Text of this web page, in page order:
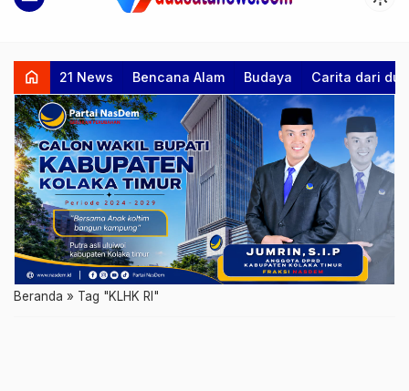
home 21 News Bencana Alam Budaya Carita dari
Beranda » Tag "KLHK RI"